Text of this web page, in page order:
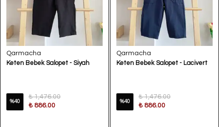
Qarmacha
Keten Bebek Salopet - Siyah
%40
₺ 1,476.00
₺ 886.00
Qarmacha
Keten Bebek Salopet - Lacivert
%40
₺ 1,476.00
₺ 886.00